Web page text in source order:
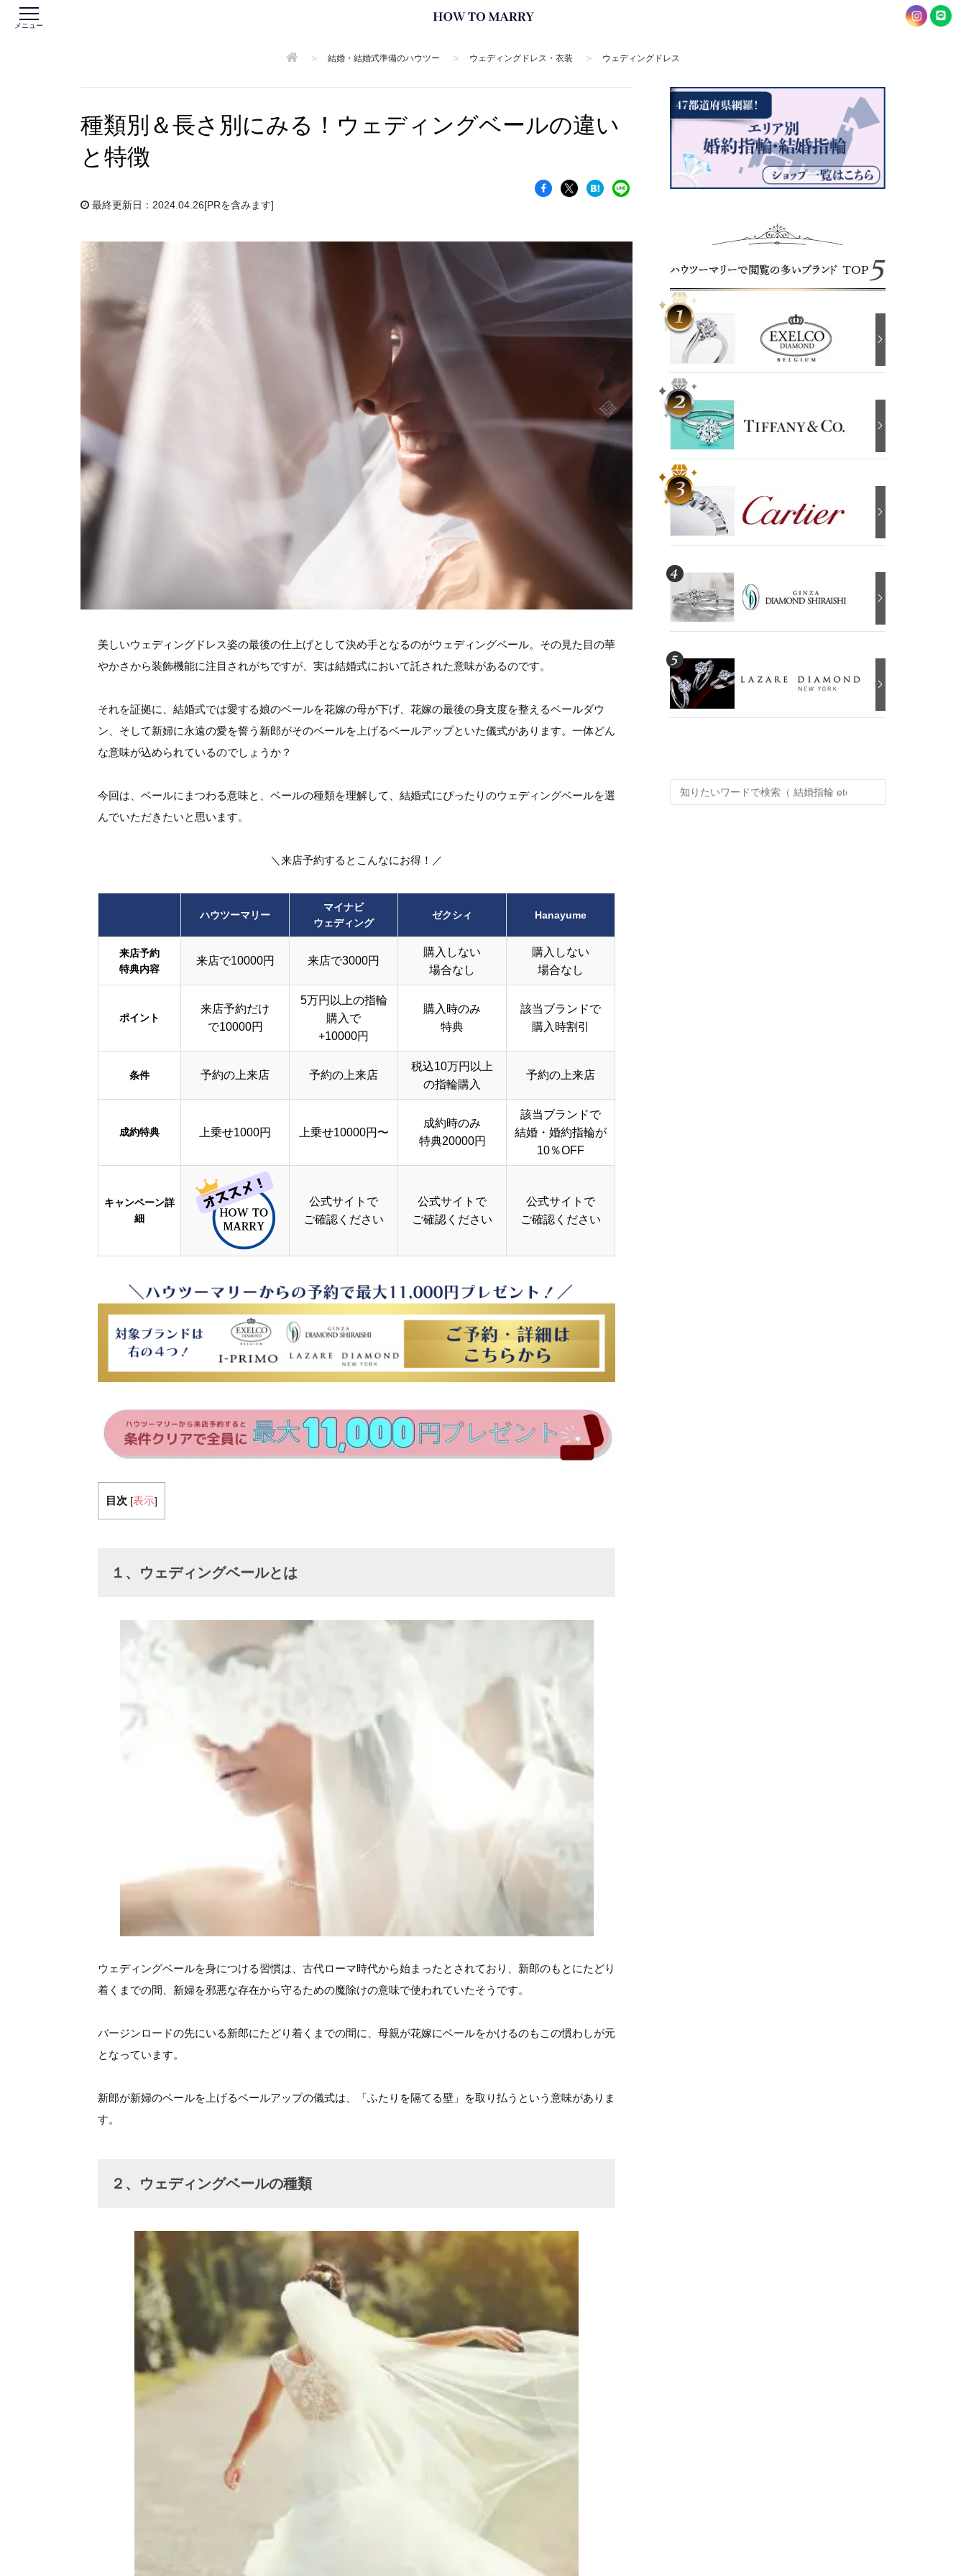
メニュー
> 結婚・結婚式準備のハウツー > ウェディングドレス・衣装 > ウェディングドレス
種類別＆長さ別にみる！ウェディングベールの違い
と特徴
最終更新日：2024.04.26[PRを含みます]
美しいウェディングドレス姿の最後の仕上げとして決め手となるのがウェディングベール。その見た目の華
やかさから装飾機能に注目されがちですが、実は結婚式において託された意味があるのです。
それを証拠に、結婚式では愛する娘のベールを花嫁の母が下げ、花嫁の最後の身支度を整えるベールダウ
ン、そして新婦に永遠の愛を誓う新郎がそのベールを上げるベールアップといた儀式があります。一体どん
な意味が込められているのでしょうか？
今回は、ベールにまつわる意味と、ベールの種類を理解して、結婚式にぴったりのウェディングベールを選
んでいただきたいと思います。
＼来店予約するとこんなにお得！／
ハウツーマリー
マイナビ
ウェディング
ゼクシィ Hanayume
来店予約
特典内容
来店で10000円 来店で3000円
購入しない
場合なし
購入しない
場合なし
ポイント
来店予約だけ
で10000円
5万円以上の指輪
購入で
+10000円
購入時のみ
特典
該当ブランドで
購入時割引
条件 予約の上来店 予約の上来店
税込10万円以上
の指輪購入
予約の上来店
成約特典 上乗せ1000円 上乗せ10000円〜
成約時のみ
特典20000円
該当ブランドで
結婚・婚約指輪が
10％OFF
キャンペーン詳
細
公式サイトで
ご確認ください
公式サイトで
ご確認ください
公式サイトで
ご確認ください
目次 [表示]
１、ウェディングベールとは
ウェディングベールを身につける習慣は、古代ローマ時代から始まったとされており、新郎のもとにたどり
着くまでの間、新婦を邪悪な存在から守るための魔除けの意味で使われていたそうです。
バージンロードの先にいる新郎にたどり着くまでの間に、母親が花嫁にベールをかけるのもこの慣わしが元
となっています。
新郎が新婦のベールを上げるベールアップの儀式は、「ふたりを隔てる壁」を取り払うという意味がありま
す。
２、ウェディングベールの種類